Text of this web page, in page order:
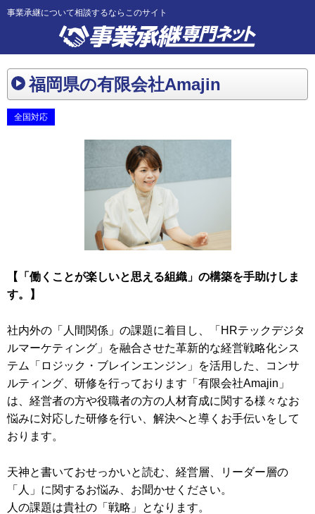
事業承継について相談するならこのサイト
福岡県の有限会社Amajin
全国対応
【「働くことが楽しいと思える組織」の構築を手助けしま
す。】
社内外の「人間関係」の課題に着目し、「HRテックデジタ
ルマーケティング」を融合させた革新的な経営戦略化シス
テム「ロジック・ブレインエンジン」を活用した、コンサ
ルティング、研修を行っております「有限会社Amajin」
は、経営者の方や役職者の方の人材育成に関する様々なお
悩みに対応した研修を行い、解決へと導くお手伝いをして
おります。
天神と書いておせっかいと読む、経営層、リーダー層の
「人」に関するお悩み、お聞かせください。
人の課題は貴社の「戦略」となります。